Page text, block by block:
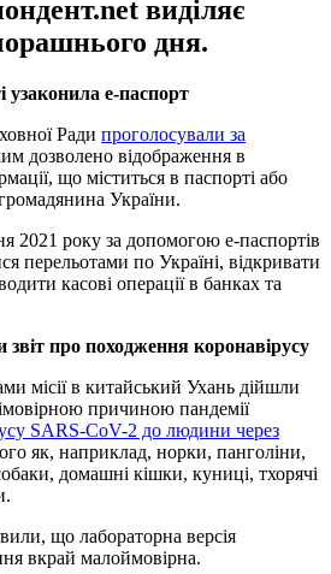
виділяє
дня.
узаконила е-паспорт
Ради проголосували за
дозволено відображення в
що міститься в паспорті або
України.
2021 року за допомогою e-паспортів
перельотами по Україні, відкривати
касові операції в банках та
про походження коронавірусу
місії в китайський Ухань дійшли
причиною пандемії
SARS-CoV-2 до людини через
як, наприклад, норки, панголіни,
домашні кішки, куниці, тхорячі
що лабораторна версія
вкрай малоймовірна.